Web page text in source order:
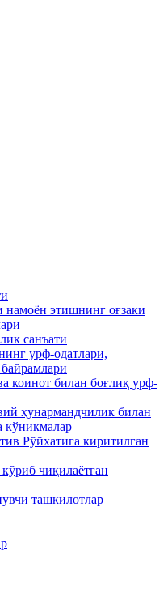
намоён этишнинг оғзаки
санъати
урф-одатлари,
коинот билан боғлиқ урф-
ҳунармандчилик билан
кўникмалар
Рўйхатига киритилган
чиқилаётган
ташкилотлар